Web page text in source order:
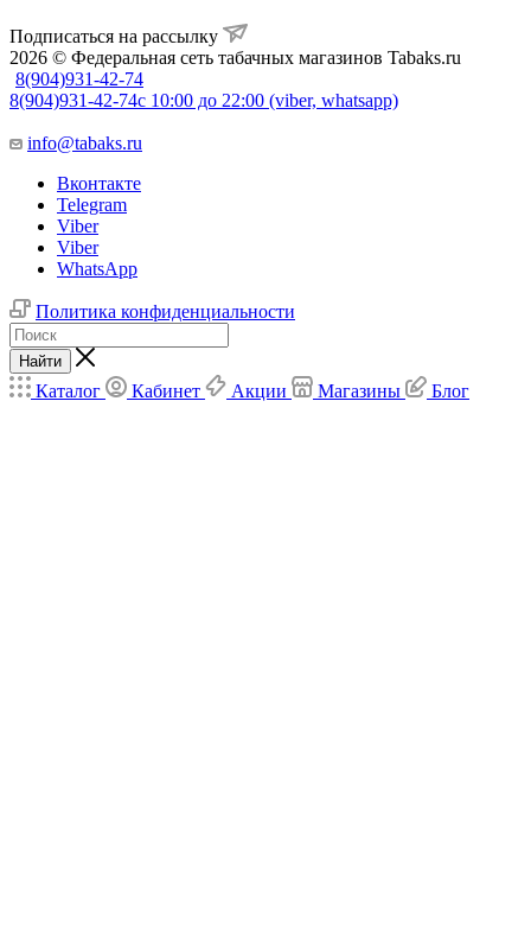
Подписаться на рассылку
2026 © Федеральная сеть табачных магазинов Tabaks.ru
8(904)931-42-74
8(904)931-42-74с 10:00 до 22:00 (viber, whatsapp)
info@tabaks.ru
Вконтакте
Telegram
Viber
Viber
WhatsApp
Политика конфиденциальности
Найти
Каталог Кабинет Акции Магазины Блог